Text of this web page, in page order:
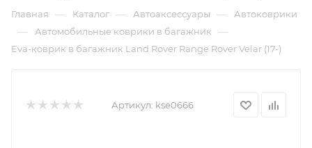
Главная — Каталог — Автоаксессуары — Автоковрики
— Автомобильные коврики в багажник —
Eva-коврик в багажник Land Rover Range Rover Velar (17-)
Артикул: kse0666